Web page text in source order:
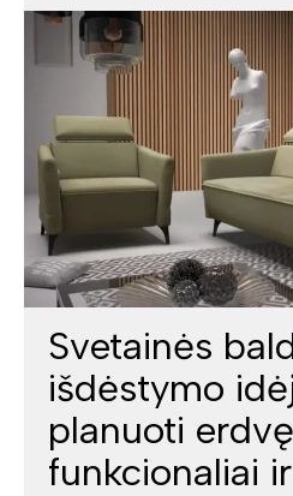
Svetainės
išdėstymo
planuoti erdvę
funkcionaliai